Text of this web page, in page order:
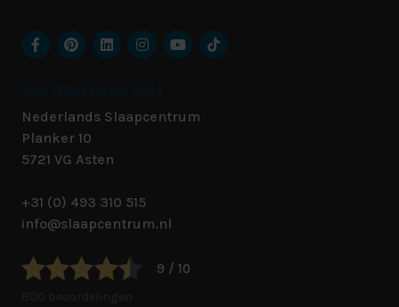
Nederlands Slaapcentrum
Planker 10
5721 VG Asten
+31 (0) 493 310 515
info@slaapcentrum.nl
9 / 10